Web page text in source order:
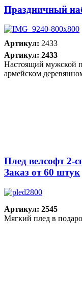
Праздничный
Артикул: 2433
Артикул: 2433
Настоящий мужской
армейском
Плед велсофт 2-
Заказ от 60 штук
Артикул: 2545
Мягкий плед в